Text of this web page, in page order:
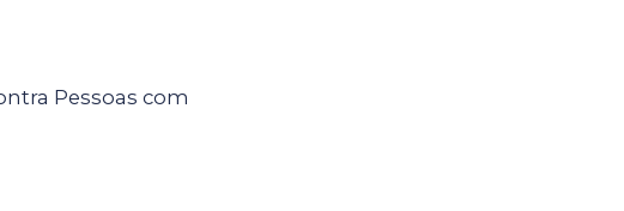
Pessoas com